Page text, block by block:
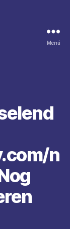
Menú
n